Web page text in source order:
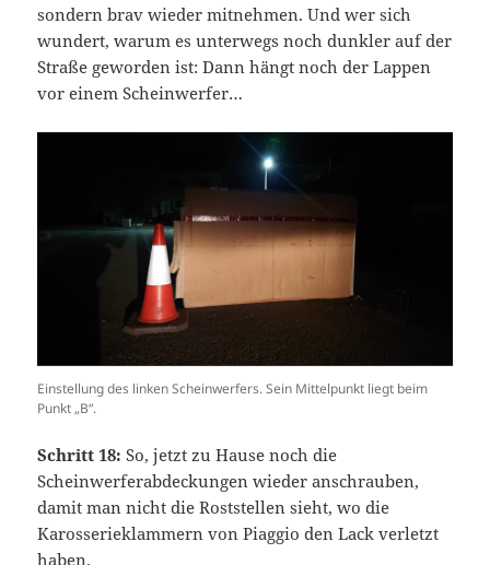
sondern brav wieder mitnehmen. Und wer sich
wundert, warum es unterwegs noch dunkler auf der
Straße geworden ist: Dann hängt noch der Lappen
vor einem Scheinwerfer…
Einstellung des linken Scheinwerfers. Sein Mittelpunkt liegt beim
Punkt „B“.
Schritt 18: So, jetzt zu Hause noch die
Scheinwerferabdeckungen wieder anschrauben,
damit man nicht die Roststellen sieht, wo die
Karosserieklammern von Piaggio den Lack verletzt
haben.